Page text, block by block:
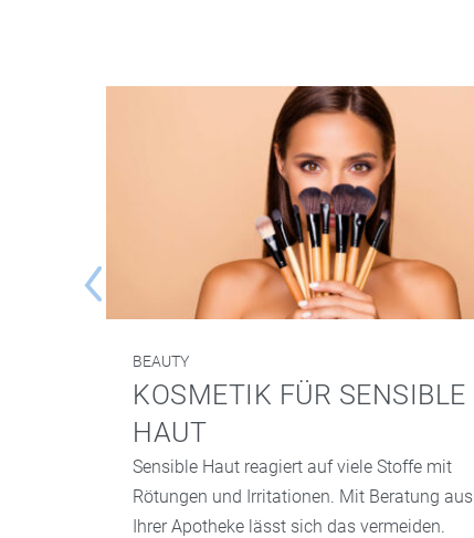
BEAUTY
KOSMETIK FÜR SENSIBLE
HAUT
Sensible Haut reagiert auf viele Stoffe mit
Rötungen und Irritationen. Mit Beratung aus
Ihrer Apotheke lässt sich das vermeiden.